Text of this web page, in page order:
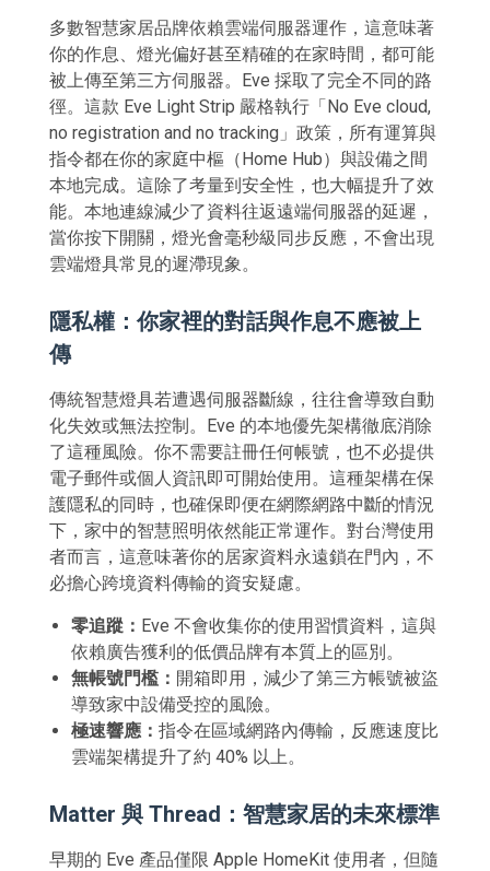
多數智慧家居品牌依賴雲端伺服器運作，這意味著
你的作息、燈光偏好甚至精確的在家時間，都可能
被上傳至第三方伺服器。Eve 採取了完全不同的路
徑。這款 Eve Light Strip 嚴格執行「No Eve cloud,
no registration and no tracking」政策，所有運算與
指令都在你的家庭中樞（Home Hub）與設備之間
本地完成。這除了考量到安全性，也大幅提升了效
能。本地連線減少了資料往返遠端伺服器的延遲，
當你按下開關，燈光會毫秒級同步反應，不會出現
雲端燈具常見的遲滯現象。
隱私權：你家裡的對話與作息不應被上
傳
傳統智慧燈具若遭遇伺服器斷線，往往會導致自動
化失效或無法控制。Eve 的本地優先架構徹底消除
了這種風險。你不需要註冊任何帳號，也不必提供
電子郵件或個人資訊即可開始使用。這種架構在保
護隱私的同時，也確保即便在網際網路中斷的情況
下，家中的智慧照明依然能正常運作。對台灣使用
者而言，這意味著你的居家資料永遠鎖在門內，不
必擔心跨境資料傳輸的資安疑慮。
零追蹤： Eve 不會收集你的使用習慣資料，這與
依賴廣告獲利的低價品牌有本質上的區別。
無帳號門檻： 開箱即用，減少了第三方帳號被盜
導致家中設備受控的風險。
極速響應： 指令在區域網路內傳輸，反應速度比
雲端架構提升了約 40% 以上。
Matter 與 Thread：智慧家居的未來標準
早期的 Eve 產品僅限 Apple HomeKit 使用者，但隨